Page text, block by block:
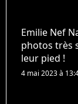
Emilie Nef
photos très
leur pied !
4 mai 2023 à